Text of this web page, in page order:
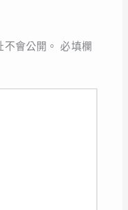
會公開。 必填欄